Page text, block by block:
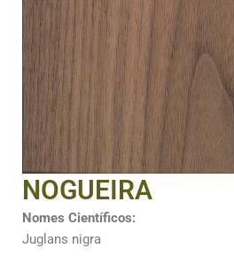
NOGUEIRA
Nomes Científicos:
Juglans nigra